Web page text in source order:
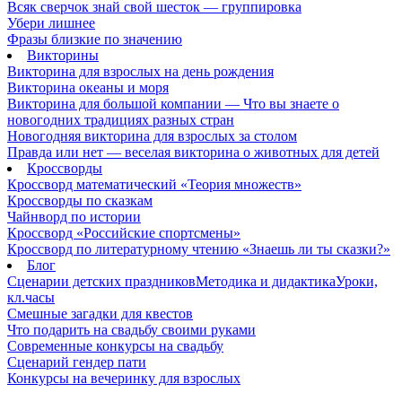
Всяк сверчок знай свой шесток — группировка
Убери лишнее
Фразы близкие по значению
Викторины
Викторина для взрослых на день рождения
Викторина океаны и моря
Викторина для большой компании — Что вы знаете о
новогодних традициях разных стран
Новогодняя викторина для взрослых за столом
Правда или нет — веселая викторина о животных для детей
Кроссворды
Кроссворд математический «Теория множеств»
Кроссворды по сказкам
Чайнворд по истории
Кроссворд «Российские спортсмены»
Кроссворд по литературному чтению «Знаешь ли ты сказки?»
Блог
Сценарии детских праздниковМетодика и дидактикаУроки,
кл.часы
Смешные загадки для квестов
Что подарить на свадьбу своими руками
Современные конкурсы на свадьбу
Сценарий гендер пати
Конкурсы на вечеринку для взрослых